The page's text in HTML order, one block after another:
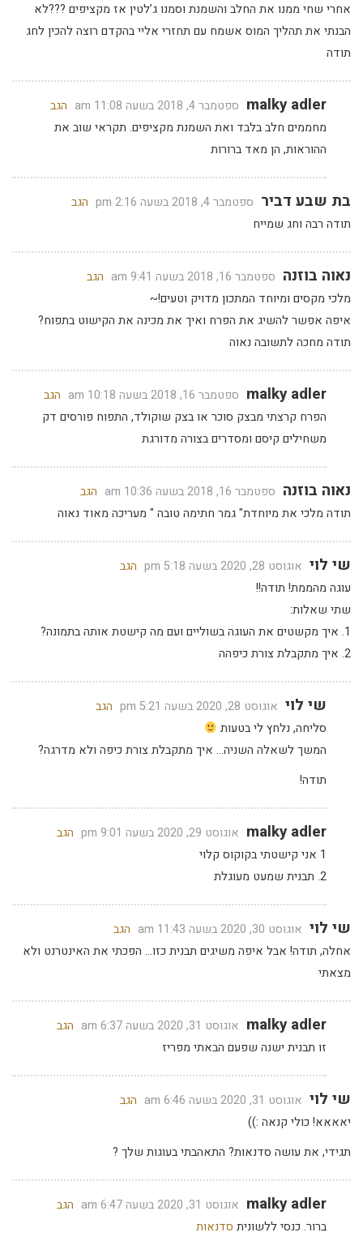
אחרי שחי ממנו את החלב והשמנת וסמנו ג’לטין אז מקציפים ???לא
הבנתי את תהליך המוס אשמח עם תחזרי אליי בהקדם רוצה להכין לחג
תודה
malky adler ספטמבר 4, 2018 בשעה 11:08 am
הגב
מחממים חלב בלבד ואת השמנת מקציפים. תקראי שוב את
ההוראות, הן מאד ברורות
בת שבע דביר ספטמבר 4, 2018 בשעה 2:16 pm
הגב
תודה רבה וחג שמייח
נאוה בוזנה ספטמבר 16, 2018 בשעה 9:41 am
הגב
מלכי מקסים ומיוחד המתכון מדויק וטעים!~
איפה אפשר להשיג את הפרח ואיך את מכינה את הקישוט בתפוח?
תודה מחכה לתשובה נאוה
malky adler ספטמבר 16, 2018 בשעה 10:18 am
הגב
הפרח קרצתי מבצק סוכר או בצק שוקולד, התפוח פורסים דק
משחילים קיסם ומסדרים בצורה מדורגת
נאוה בוזנה ספטמבר 16, 2018 בשעה 10:36 am
הגב
תודה מלכי את מיוחדת" גמר חתימה טובה " מעריכה מאוד נאוה
שי לוי אוגוסט 28, 2020 בשעה 5:18 pm
הגב
עוגה מהממת! תודה!!
שתי שאלות:
1. איך מקשטים את העוגה בשוליים ועם מה קישטת אותה בתמונה?
2. איך מתקבלת צורת כיפהה
שי לוי אוגוסט 28, 2020 בשעה 5:21 pm
הגב
סליחה, נלחץ לי בטעות
המשך לשאלה השניה… איך מתקבלת צורת כיפה ולא מדרגה?
תודה!
malky adler אוגוסט 29, 2020 בשעה 9:01 pm
הגב
1 אני קישטתי בקוקוס קלוי
2. תבנית שמעט מעוגלת
שי לוי אוגוסט 30, 2020 בשעה 11:43 am
הגב
אחלה, תודה! אבל איפה משיגים תבנית כזו… הפכתי את האינטרנט ולא
מצאתי
malky adler אוגוסט 31, 2020 בשעה 6:37 am
הגב
זו תבנית ישנה שפעם הבאתי מפריז
שי לוי אוגוסט 31, 2020 בשעה 6:46 am
הגב
יאאאא! כולי קנאה :))
תגידי, את עושה סדנאות? התאהבתי בעוגות שלך ?
malky adler אוגוסט 31, 2020 בשעה 6:47 am
הגב
ברור. כנסי ללשונית סדנאות